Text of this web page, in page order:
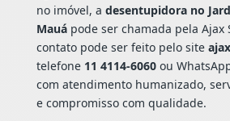
no imóvel, a desentupidora no
Mauápode ser chamada pela Ajax
contato pode ser feito pelo site
telefone 11 4114-6060ou
com atendimento humanizado,
e compromisso com qualidade.